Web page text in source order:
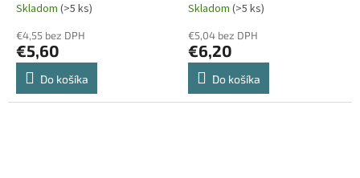
Skladom (>5 ks)
€4,55 bez DPH
€5,60
Do košíka
Skladom (>5 ks)
€5,04 bez DPH
€6,20
Do košíka